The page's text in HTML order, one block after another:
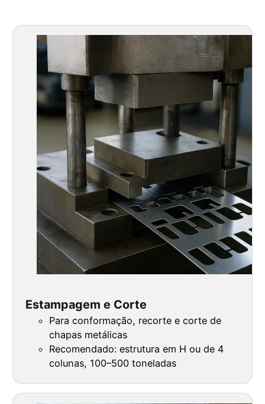
Estampagem e Corte
Para conformação, recorte e corte de
chapas metálicas
Recomendado: estrutura em H ou de 4
colunas, 100–500 toneladas